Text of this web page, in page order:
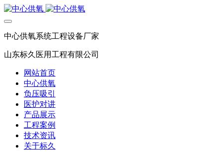
中心供氧系统工程设备厂家
山东标久医用工程有限公司
网站首页
中心供氧
负压吸引
医护对讲
产品展示
工程案例
技术资讯
关于标久